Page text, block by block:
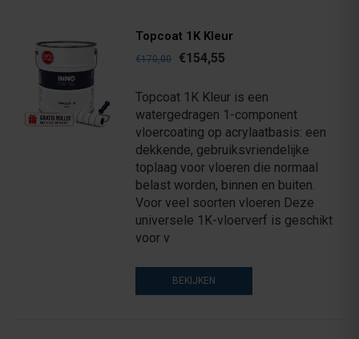
Topcoat 1K Kleur
€170,00 €154,55
Topcoat 1K Kleur is een
watergedragen 1-component
vloercoating op acrylaatbasis: een
dekkende, gebruiksvriendelijke
toplaag voor vloeren die normaal
belast worden, binnen en buiten.
Voor veel soorten vloeren Deze
universele 1K-vloerverf is geschikt
voor v
BEKIJKEN